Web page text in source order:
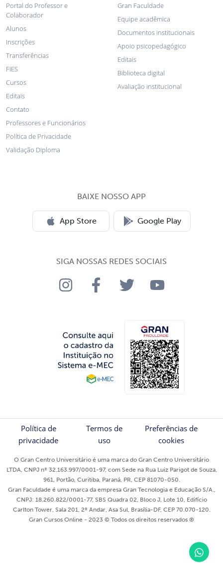
Portal do Professor e
Colaborador
Alunos
Inscrições
Transferências
FIES
Cursos
Editais
Contato
Professores e Funcionários
Política de Privacidade
Validação Diploma
Gran Faculdade
Equipe acadêmica
Documentos institucionais
Apoio psicopedagógico
Editais
Biblioteca digital
Avaliação institucional
BAIXE NOSSO APP
App Store Google Play
SIGA NOSSAS REDES SOCIAIS
Política de
privacidade
Termos de
uso
Preferências de
cookies
O Gran Centro Universitário é uma marca do Gran Centro Universitário
LTDA, CNPJ nº 32.163.997/0001-97, com Sede na Rua Luiz Parigot de Souza,
961, Portão, Curitiba, Paraná, PR, CEP 81070-050.
Gran Faculdade é uma marca da empresa Gran Tecnologia e Educação S/A.,
CNPJ: 18.260.822/0001-77, SBS Quadra 02, Bloco J, Lote 10, Edifício
Carlton Tower, Sala 201, 2º Andar, Asa Sul, Brasília-DF, CEP 70.070-120.
Gran Cursos Online - 2023 © Todos os direitos reservados ®